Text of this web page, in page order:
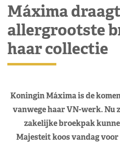
Máxima draagt
allergrootste
haar collectie
Koningin Máxima is de
vanwege haar VN-werk. Nu
zakelijke broekpak
Majesteit koos vandag